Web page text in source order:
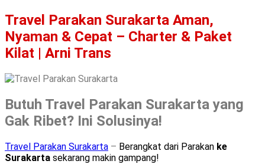
Travel Parakan Surakarta Aman,
Nyaman & Cepat – Charter & Paket
Kilat | Arni Trans
Butuh Travel Parakan Surakarta yang
Gak Ribet? Ini Solusinya!
Travel Parakan Surakarta – Berangkat dari Parakan ke
Surakarta sekarang makin gampang!